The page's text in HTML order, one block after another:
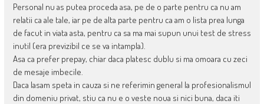
Personal nu as putea proceda asa, pe de o parte pentru ca nu am
relatii ca ale tale, iar pe de alta parte pentru ca am o lista prea lunga
de facut in viata asta, pentru ca sa ma mai supun unui test de stress
inutil (era previzibil ce se va intampla).
Asa ca prefer prepay, chiar daca platesc dublu si ma omoara cu zeci
de mesaje imbecile.
Daca lasam speta in cauza si ne referimin general la profesionalismul
din domeniu privat, stiu ca nu e o veste noua si nici buna, daca iti